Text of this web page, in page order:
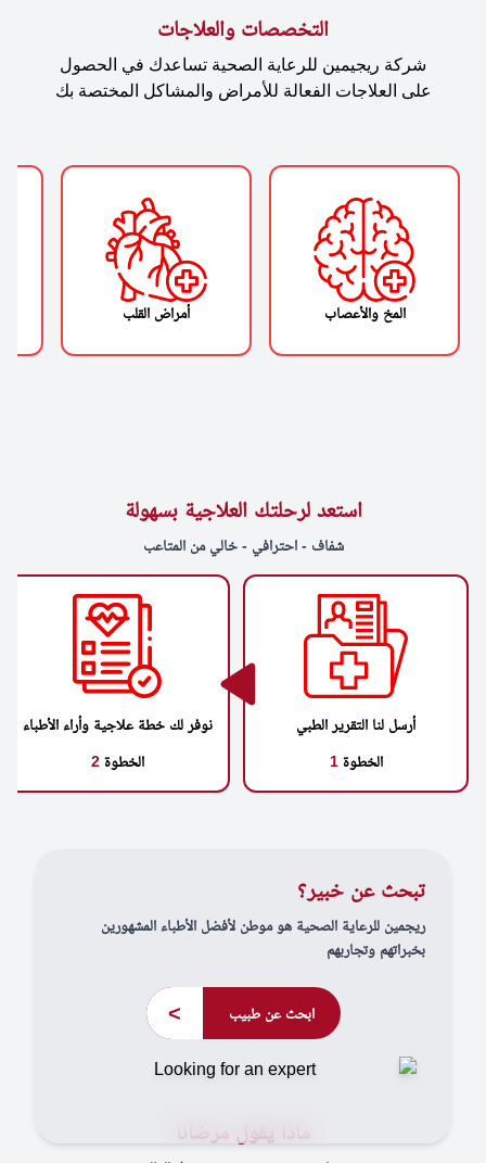
التخصصات والعلاجات
شركة ريجيمين للرعاية الصحية تساعدك في الحصول
على العلاجات الفعالة للأمراض والمشاكل المختصة بك
المخ والأعصاب أمراض القلب
استعد لرحلتك العلاجية بسهولة
شفاف - احترافي - خالي من المتاعب
أرسل لنا التقرير الطبي
الخطوة1
نوفر لك خطة علاجية وأراء الأطباء
الخطوة2
تبحث عن خبير؟
ريجمين للرعاية الصحية هو موطن لأفضل الأطباء المشهورين
بخبراتهم وتجاربهم
ابحث عن طبيب >
ماذا يقول مرضانا